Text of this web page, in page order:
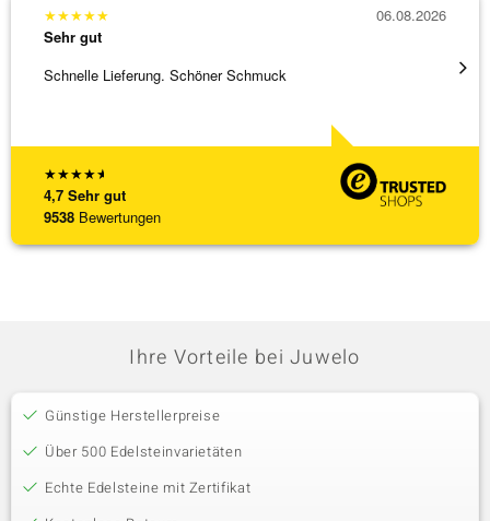
★★★★★
4,7 Sehr gut
9538 Bewertungen
★★★★★
Sehr gut
Schnelle Lieferung. Schöner Schmuck
06.08.2026
Top
Ihre Vorteile bei Juwelo
Günstige Herstellerpreise
Über 500 Edelsteinvarietäten
Echte Edelsteine mit Zertifikat